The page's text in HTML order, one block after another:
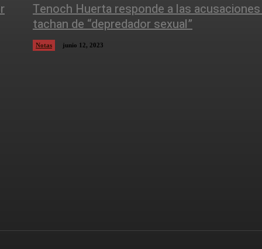
Tenoch Huerta responde a las
tachan de “depredador sexual”
Notas junio 12, 2023